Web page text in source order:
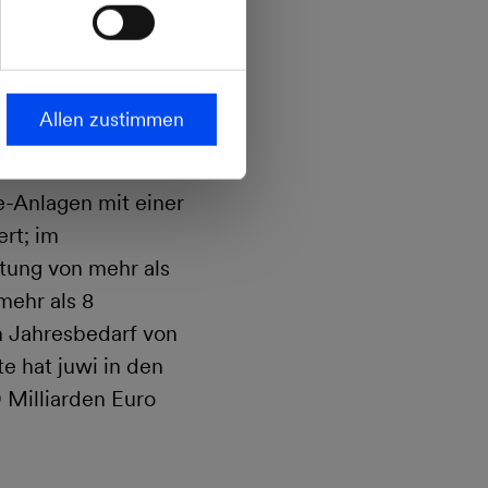
Allen zustimmen
AG Partner und
850
Anlagen mit einer
im
von mehr als
als 8
von
hat juwi in den
Milliarden Euro